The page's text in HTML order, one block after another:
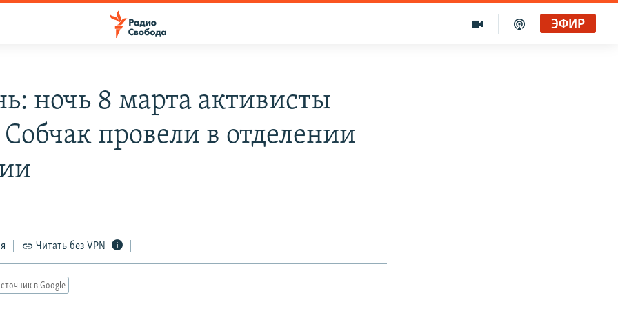
ЭФИР
ночь 8 марта активисты
провели в отделении
Читать без VPN
в Google